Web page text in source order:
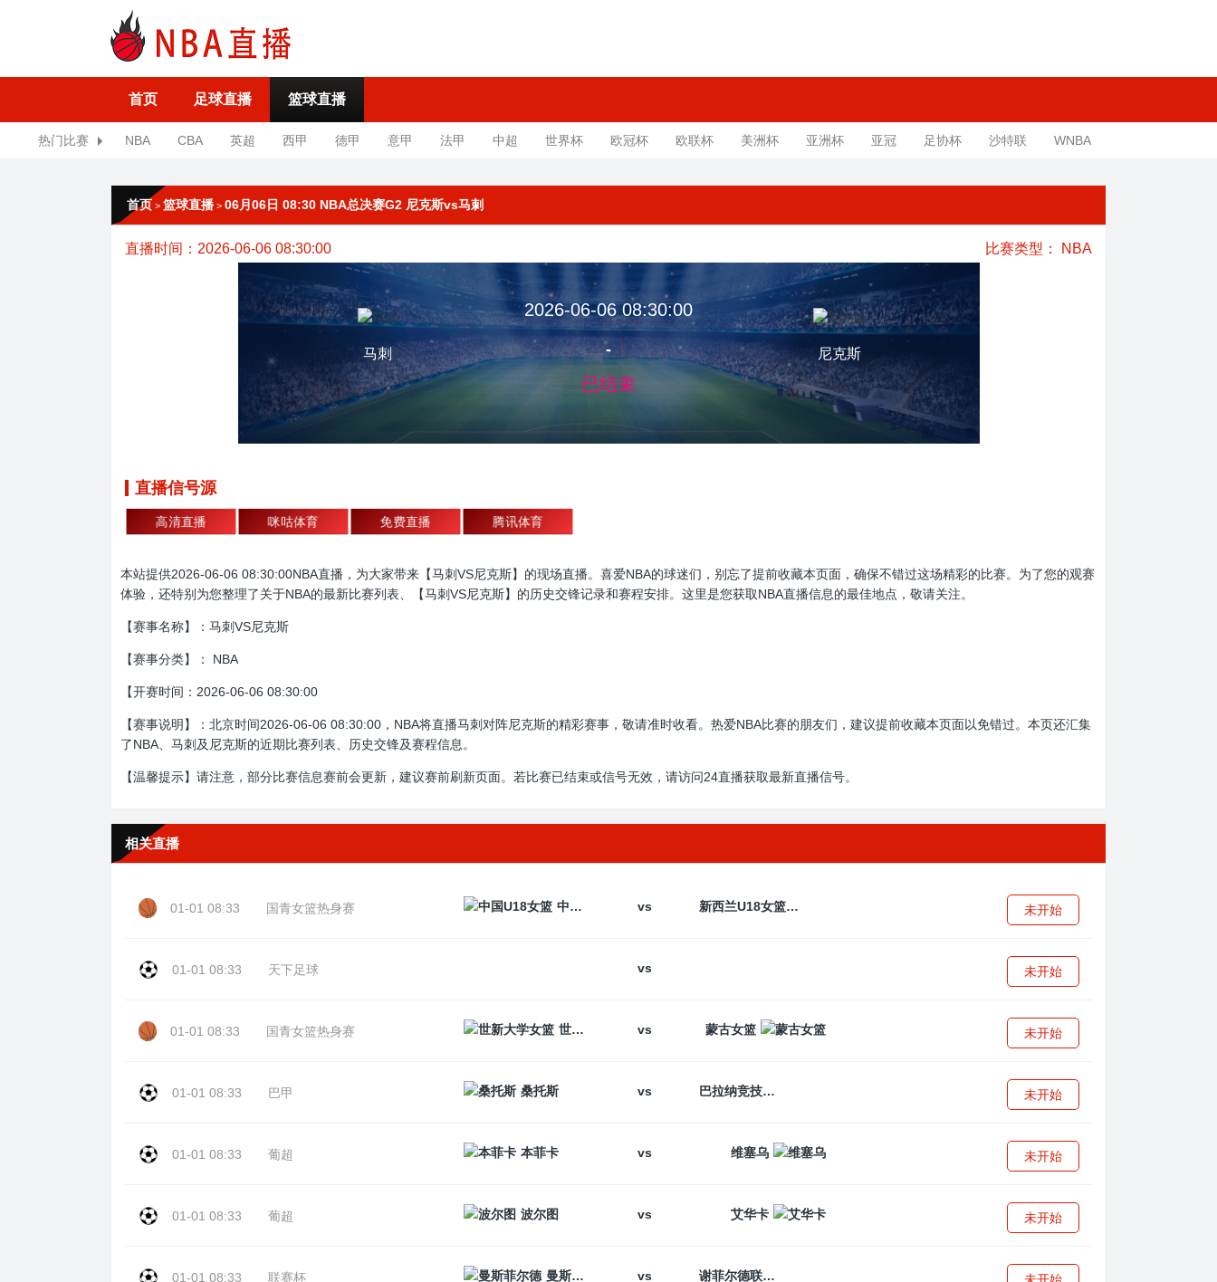
首页 足球直播 篮球直播
热门比赛 NBA CBA 英超 西甲 德甲 意甲 法甲 中超 世界杯 欧冠杯 欧联杯 美洲杯 亚洲杯 亚冠 足协杯 沙特联 WNBA
首页 > 篮球直播 > 06月06日 08:30 NBA总决赛G2 尼克斯vs马刺
直播时间：2026-06-06 08:30:00 比赛类型： NBA
马刺
2026-06-06 08:30:00
-
已结束
尼克斯
直播信号源
高清直播 咪咕体育 免费直播 腾讯体育
本站提供2026-06-06 08:30:00NBA直播，为大家带来【马刺VS尼克斯】的现场直播。喜爱NBA的球迷们，别忘了提前收藏本页面，确保不错过这场精彩的比赛。为了您的观赛
体验，还特别为您整理了关于NBA的最新比赛列表、【马刺VS尼克斯】的历史交锋记录和赛程安排。这里是您获取NBA直播信息的最佳地点，敬请关注。
【赛事名称】：马刺VS尼克斯
【赛事分类】： NBA
【开赛时间：2026-06-06 08:30:00
【赛事说明】：北京时间2026-06-06 08:30:00，NBA将直播马刺对阵尼克斯的精彩赛事，敬请准时收看。热爱NBA比赛的朋友们，建议提前收藏本页面以免错过。本页还汇集
了NBA、马刺及尼克斯的近期比赛列表、历史交锋及赛程信息。
【温馨提示】请注意，部分比赛信息赛前会更新，建议赛前刷新页面。若比赛已结束或信号无效，请访问24直播获取最新直播信号。
相关直播
01-01 08:33 国青女篮热身赛 中国U18女篮 vs 新西兰U18女篮 未开始
01-01 08:33 天下足球 vs 未开始
01-01 08:33 国青女篮热身赛 世新大学女篮 vs 蒙古女篮 未开始
01-01 08:33 巴甲 桑托斯 vs 巴拉纳竞技 未开始
01-01 08:33 葡超 本菲卡 vs 维塞乌 未开始
01-01 08:33 葡超 波尔图 vs 艾华卡 未开始
01-01 08:33 联赛杯 曼斯菲尔德 vs 谢菲尔德联